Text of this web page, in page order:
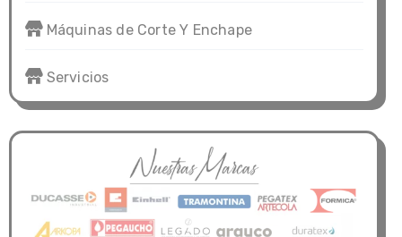
Máquinas de Corte Y Enchape
Servicios